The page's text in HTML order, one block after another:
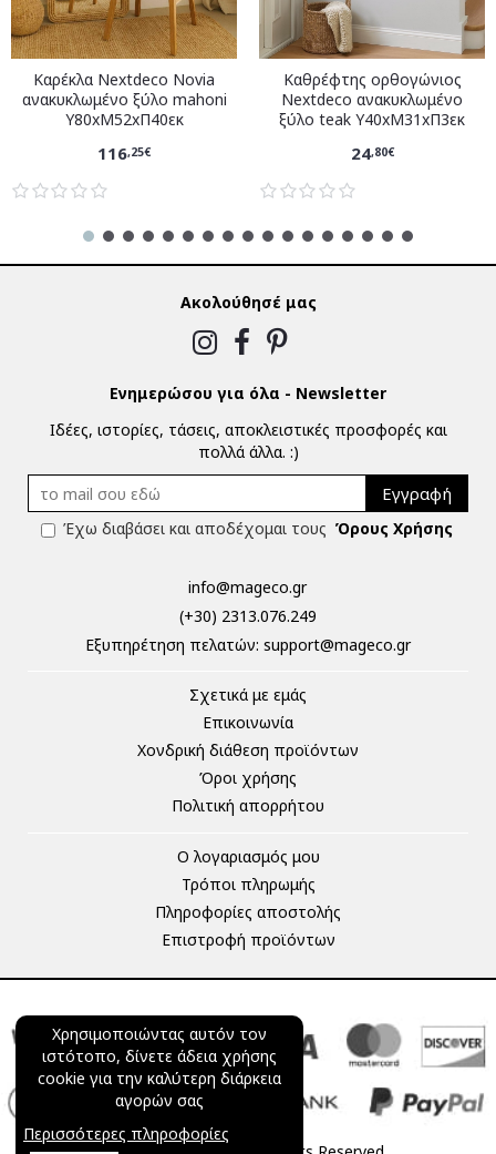
Καρέκλα Nextdeco Novia
ανακυκλωμένο ξύλο mahoni
Υ80xM52xΠ40εκ
116,25€
Καθρέφτης ορθογώνιος
Nextdeco ανακυκλωμένο
ξύλο teak Υ40xM31xΠ3εκ
24,80€
Χρησιμοποιώντας αυτόν τον
ιστότοπο, δίνετε άδεια χρήσης
cookie για την καλύτερη διάρκεια
αγορών σας
Περισσότερες πληροφορίες
Ακολούθησέ μας
Ενημερώσου για όλα - Newsletter
Ιδέες, ιστορίες, τάσεις, αποκλειστικές προσφορές και
πολλά άλλα. :)
Εγγραφή
Έχω διαβάσει και αποδέχομαι τους Όρους Χρήσης
info@mageco.gr
(+30) 2313.076.249
Eξυπηρέτηση πελατών: support@mageco.gr
Σχετικά με εμάς
Επικοινωνία
Χονδρική διάθεση προϊόντων
Όροι χρήσης
Πολιτική απορρήτου
Ο λογαριασμός μου
Τρόποι πληρωμής
Πληροφορίες αποστολής
Επιστροφή προϊόντων